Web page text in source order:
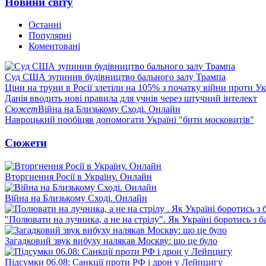
Останні
Популярні
Коментовані
Суд США зупинив будівництво бального залу Трампа
Ціни на труни в Росії злетіли на 105% з початку війни проти
Данія вводить нові правила для учнів через штучний інтелект
СюжетВійна на Близькому Сході. Онлайн
Навроцький пообіцяв допомогати Україні "бити московитів"
Сюжети
Вторгнення Росії в Україну. Онлайн
Війна на Близькому Сході. Онлайн
"Полювати на лучника, а не на стрілу". Як Україні боротись з
Загадковий звук вибуху налякав Москву: що це було
Підсумки 06.08: Санкції проти РФ і дрон у Лейпцигу